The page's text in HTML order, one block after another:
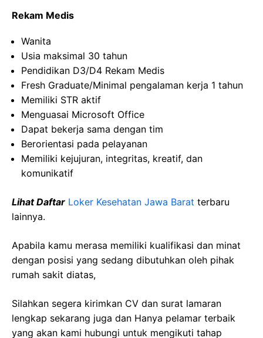
Rekam Medis
Wanita
Usia maksimal 30 tahun
Pendidikan D3/D4 Rekam Medis
Fresh Graduate/Minimal pengalaman kerja 1 tahun
Memiliki STR aktif
Menguasai Microsoft Office
Dapat bekerja sama dengan tim
Berorientasi pada pelayanan
Memiliki kejujuran, integritas, kreatif, dan
komunikatif
Lihat Daftar Loker Kesehatan Jawa Barat terbaru
lainnya.
Apabila kamu merasa memiliki kualifikasi dan minat
dengan posisi yang sedang dibutuhkan oleh pihak
rumah sakit diatas,
Silahkan segera kirimkan CV dan surat lamaran
lengkap sekarang juga dan Hanya pelamar terbaik
yang akan kami hubungi untuk mengikuti tahap